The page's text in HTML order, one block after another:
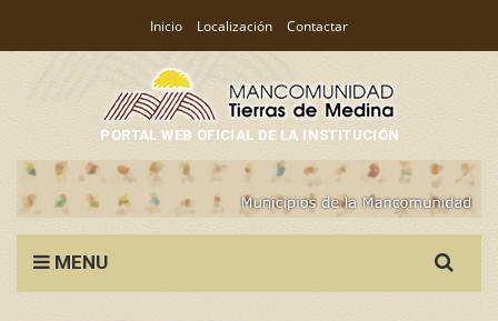
Inicio Localización Contactar
PORTAL WEB OFICIAL DE LA INSTITUCIÓN
MENU
for: